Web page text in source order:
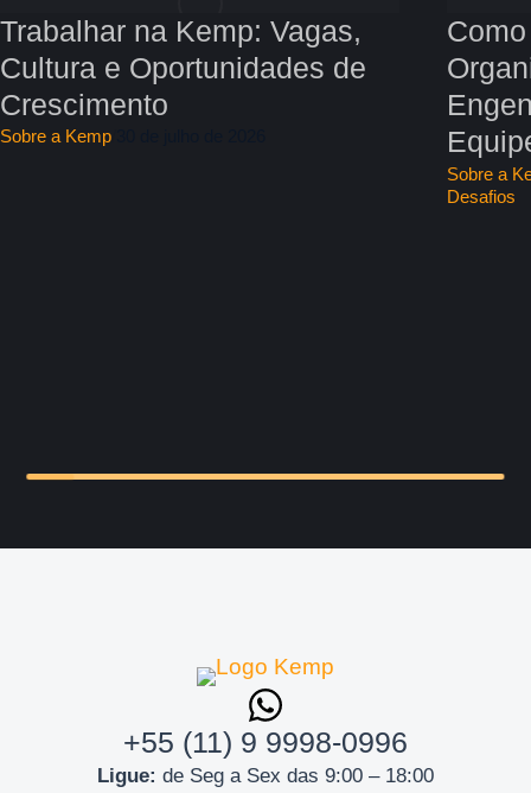
Trabalhar na Kemp: Vagas,
Cultura e Oportunidades de
Crescimento
Sobre a Kemp
Sobre a
Desafios
+55 (11) 9 9998-0996
Ligue: de Seg a Sex das 9:00 – 18:00